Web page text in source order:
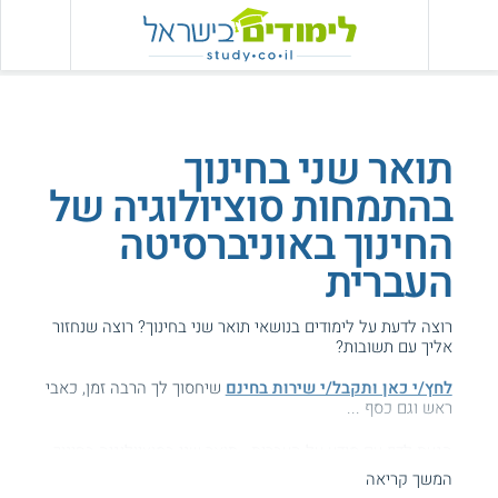
תואר שני בחינוך
בהתמחות סוציולוגיה של
החינוך באוניברסיטה
העברית
רוצה לדעת על לימודים בנושאי תואר שני בחינוך? רוצה שנחזור
אליך עם תשובות?
לחץ/י כאן ותקבל/י שירות בחינם שיחסוך לך הרבה זמן, כאבי
ראש וגם כסף ...
המשך קריאה